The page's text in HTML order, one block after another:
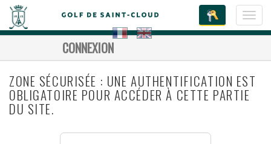
CONNEXION
ZONE SÉCURISÉE : UNE AUTHENTIFICATION EST
OBLIGATOIRE POUR ACCÉDER À CETTE PARTIE
DU SITE.